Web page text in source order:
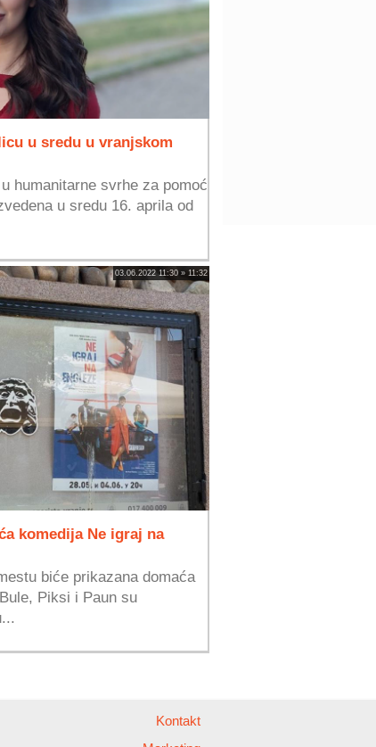
u sredu u vranjskom
humanitarne svrhe za pomoć
u sredu 16. aprila od
03.06.2022 11:30 » 11:32
komedija Ne igraj na
biće prikazana domaća
Piksi i Paun su
Kontakt